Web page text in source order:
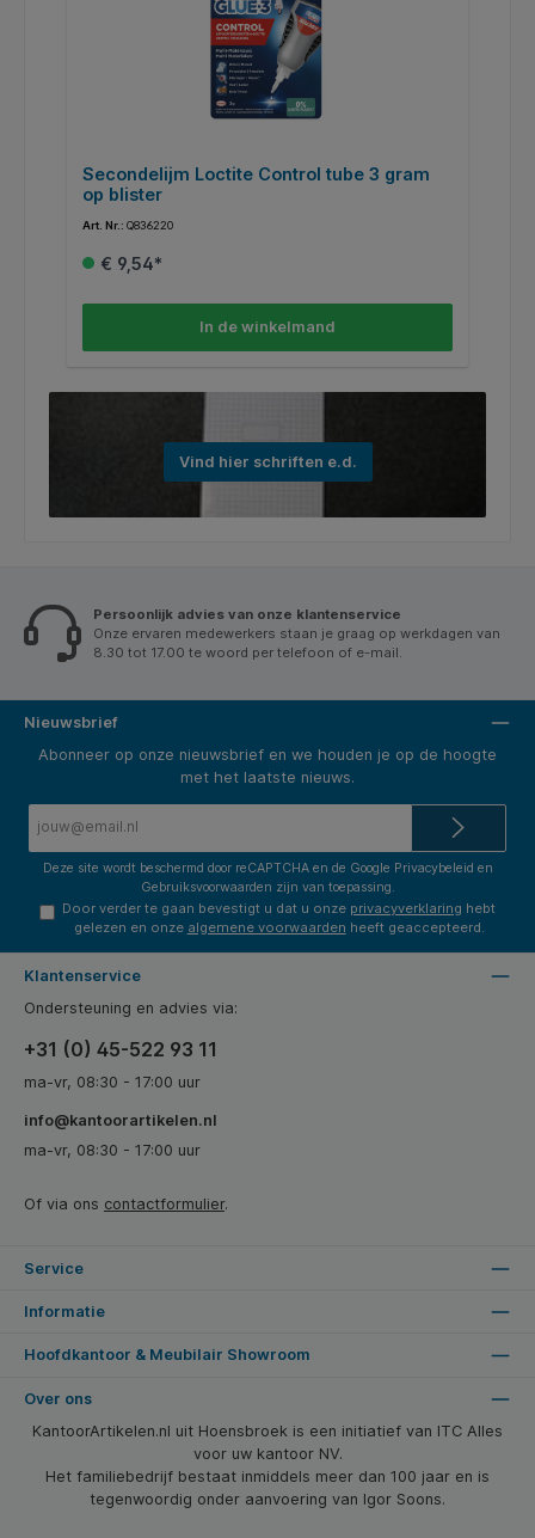
Secondelijm Loctite Control tube 3 gram
op blister
Art. Nr.: Q836220
€ 9,54*
In de winkelmand
Vind hier schriften e.d.
Persoonlijk advies van onze klantenservice
Onze ervaren medewerkers staan je graag op werkdagen van
8.30 tot 17.00 te woord per telefoon of e-mail.
Nieuwsbrief
Abonneer op onze nieuwsbrief en we houden je op de hoogte
met het laatste nieuws.
Deze site wordt beschermd door reCAPTCHA en de Google Privacybeleid en
Gebruiksvoorwaarden zijn van toepassing.
Door verder te gaan bevestigt u dat u onze privacyverklaring hebt
gelezen en onze algemene voorwaarden heeft geaccepteerd.
Klantenservice
Ondersteuning en advies via:
+31 (0) 45-522 93 11
ma-vr, 08:30 - 17:00 uur
info@kantoorartikelen.nl
ma-vr, 08:30 - 17:00 uur
Of via ons contactformulier.
Service
Informatie
Hoofdkantoor & Meubilair Showroom
Over ons
KantoorArtikelen.nl uit Hoensbroek is een initiatief van ITC Alles
voor uw kantoor NV.
Het familiebedrijf bestaat inmiddels meer dan 100 jaar en is
tegenwoordig onder aanvoering van Igor Soons.